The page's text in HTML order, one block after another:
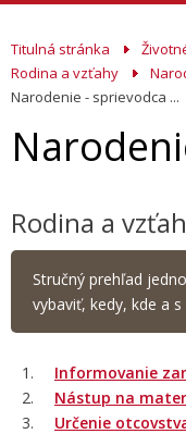
Titulná stránka
Rodina a vzťahy
Narodenie - sprievodca ...
Rodina a
Stručný prehľad
vybaviť, kedy, kde a
Informovanie
Nástup na
Určenie